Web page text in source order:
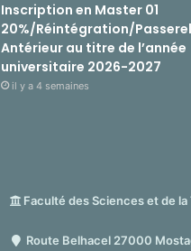
Inscription en Master 01
20%/Réintégration/
Antérieur au titre de l’année
universitaire 2026-2027
il y a 4 semaines
Faculté des Sciences et de
Route Belhacel 27000